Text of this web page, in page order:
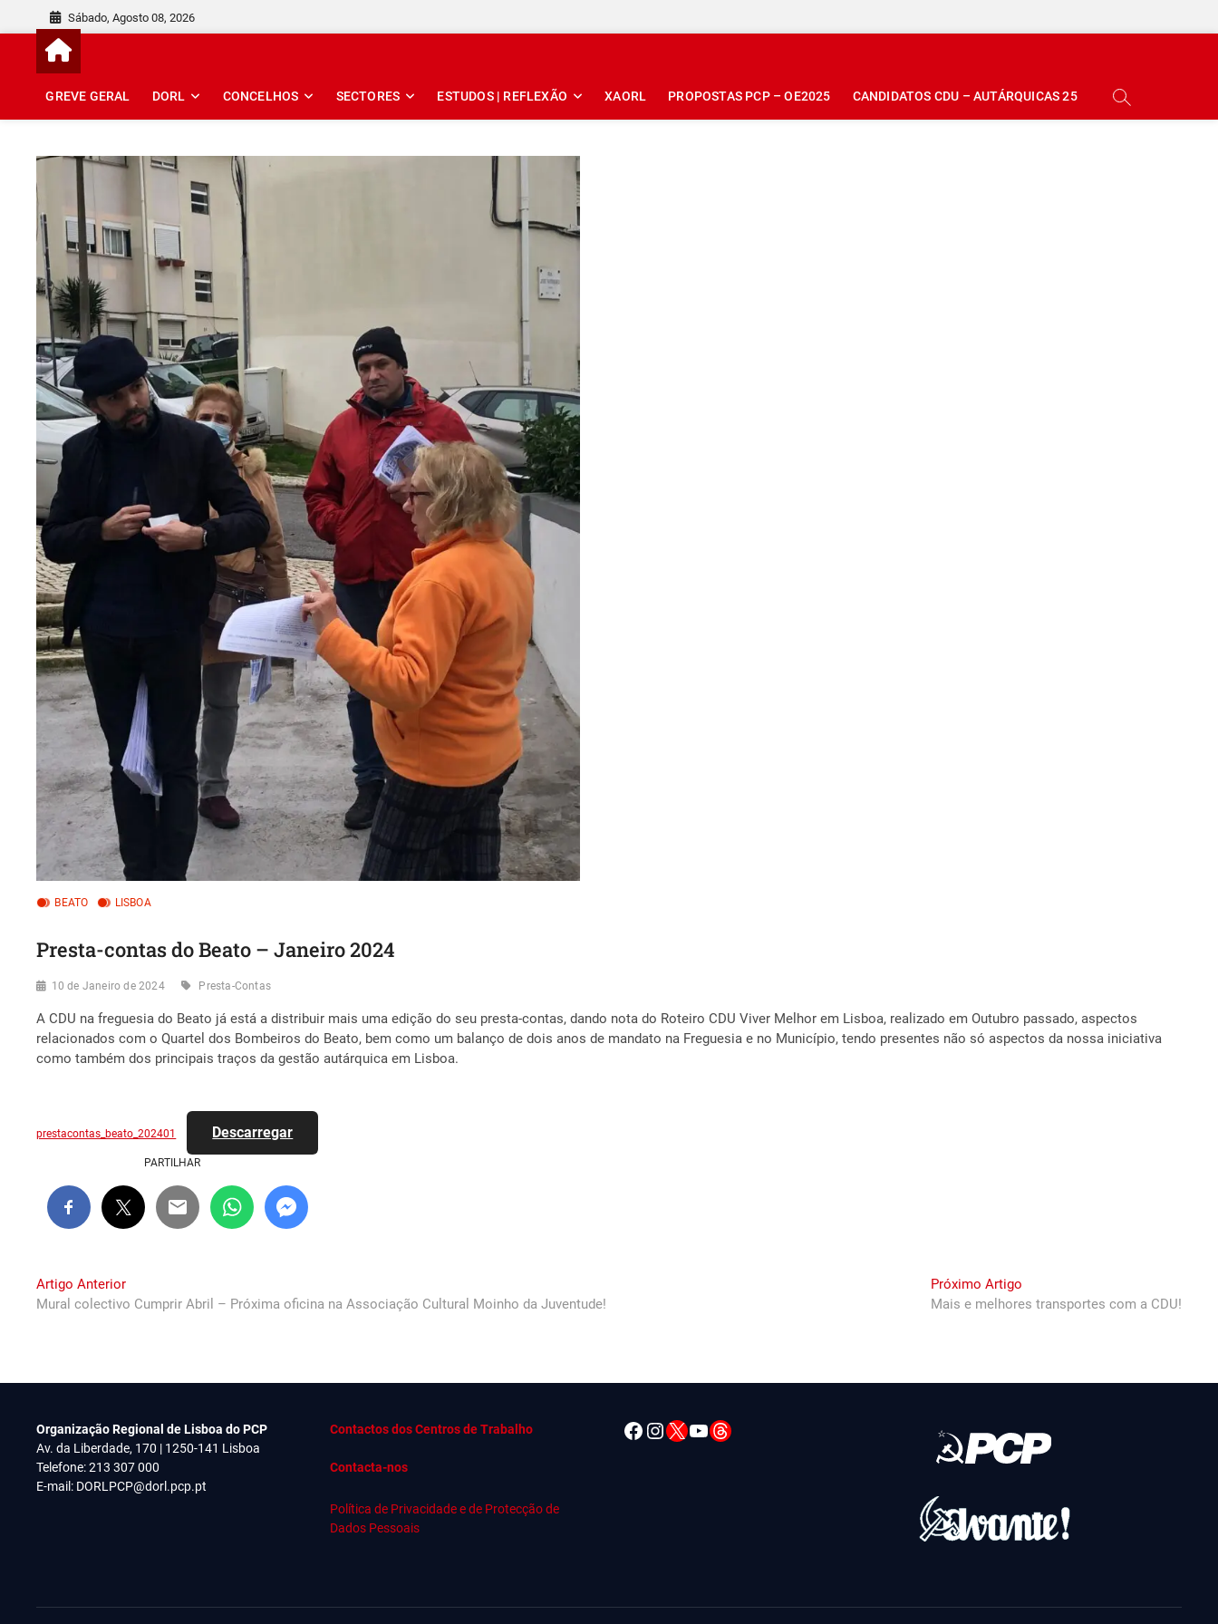
content
Sábado, Agosto 08, 2026
GREVE GERAL DORL CONCELHOS SECTORES ESTUDOS | REFLEXÃO XAORL PROPOSTAS PCP – OE2025 CANDIDATOS CDU – AUTÁRQUICAS 25
BEATO LISBOA
Presta-contas do Beato – Janeiro 2024
10 de Janeiro de 2024 Presta-Contas
A CDU na freguesia do Beato já está a distribuir mais uma edição do seu presta-contas, dando nota do Roteiro CDU Viver Melhor em Lisboa, realizado em Outubro passado, aspectos
relacionados com o Quartel dos Bombeiros do Beato, bem como um balanço de dois anos de mandato na Freguesia e no Município, tendo presentes não só aspectos da nossa iniciativa
como também dos principais traços da gestão autárquica em Lisboa.
prestacontas_beato_202401 Descarregar
PARTILHAR
Navegação
de
Artigo AnteriorPrevious
post:
Mural colectivo Cumprir Abril – Próxima oficina na Associação Cultural Moinho da Juventude!
Próximo ArtigoNext
post:
Mais e melhores transportes com a CDU!
Organização Regional de Lisboa do PCP
Av. da Liberdade, 170 | 1250-141 Lisboa
Telefone: 213 307 000
E-mail: DORLPCP@dorl.pcp.pt
Contactos dos Centros de Trabalho
Contacta-nos
Política de Privacidade e de Protecção de
Dados Pessoais
Facebook
Instagram
X YouTube
Threads